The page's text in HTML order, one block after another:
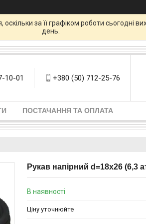
за її графіком роботи сьогодні
день.
10-01 +380 (50) 712-25-76
ПОСТАЧАННЯ ТА ОПЛАТА
Рукав напірний d=18х26 (6,3
В наявності
Ціну уточнюйте